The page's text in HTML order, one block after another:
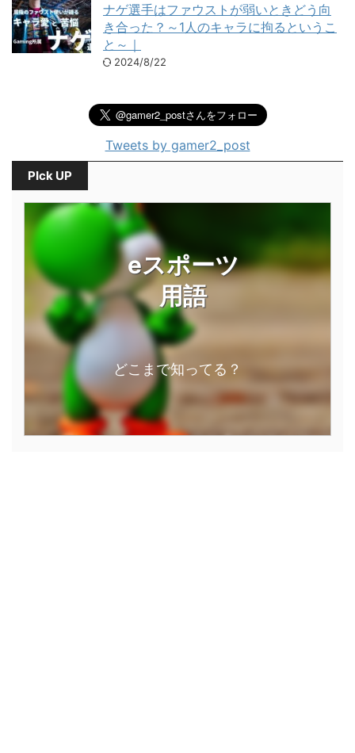
ナゲ選手はファウストが弱いときどう向
き合った？～1人のキャラに拘るというこ
と～｜
2024/8/22
Tweets by gamer2_post
PIck UP
eスポーツ
用語
どこまで知ってる？